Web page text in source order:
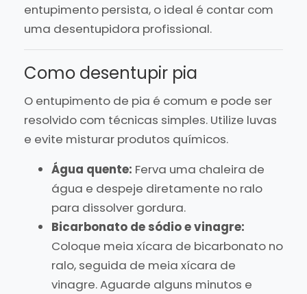
entupimento persista, o ideal é contar com
uma desentupidora profissional.
Como desentupir pia
O entupimento de pia é comum e pode ser
resolvido com técnicas simples. Utilize luvas
e evite misturar produtos químicos.
Água quente: Ferva uma chaleira de
água e despeje diretamente no ralo
para dissolver gordura.
Bicarbonato de sódio e vinagre:
Coloque meia xícara de bicarbonato no
ralo, seguida de meia xícara de
vinagre. Aguarde alguns minutos e